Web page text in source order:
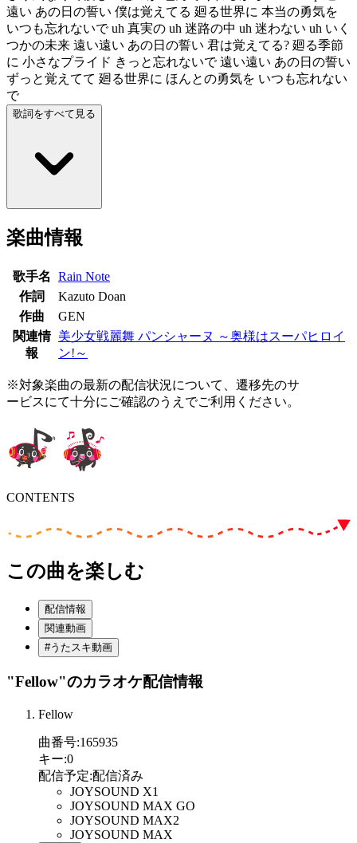
遠い あの日の誓い 僕は覚えてる 廻る世界に 本当の勇気を
いつも忘れないで uh 真実の uh 迷路の中 uh 迷わない uh いく
つかの未来 遠い遠い あの日の誓い 君は覚えてる? 廻る季節
に 小さなプライド きっと忘れないで 遠い遠い あの日の誓い
ずっと覚えてて 廻る世界に ほんとの勇気を いつも忘れない
で
歌詞をすべて見る
楽曲情報
歌手名
Rain Note
作詞
Kazuto Doan
作曲
GEN
関連情
報
美少女戦麗舞 パンシャーヌ ～奥様はスーパヒロイ
ン!～
※対象楽曲の最新の配信状況について、遷移先のサ
ービスにて十分にご確認のうえでご利用ください。
CONTENTS
この曲を楽しむ
配信情報
関連動画
#うたスキ動画
"Fellow"のカラオケ配信情報
Fellow
曲番号:165935
キー:0
配信予定:配信済み
JOYSOUND X1
JOYSOUND MAX GO
JOYSOUND MAX2
JOYSOUND MAX